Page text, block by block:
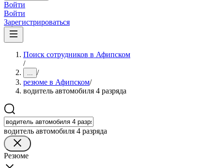
Войти
Войти
Зарегистрироваться
Поиск сотрудников в Афипском
/
... /
резюме в Афипском/
водитель автомобиля 4 разряда
водитель автомобиля 4 разряда
Резюме